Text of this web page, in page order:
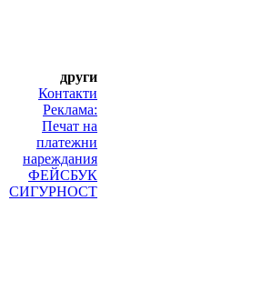
други
Контакти
Реклама:
Печат на
платежни
нареждания
ФЕЙСБУК
СИГУРНОСТ